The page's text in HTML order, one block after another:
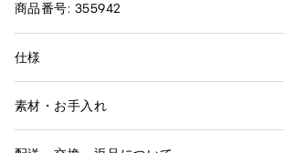
商品番号: 355942
仕様
素材・お手入れ